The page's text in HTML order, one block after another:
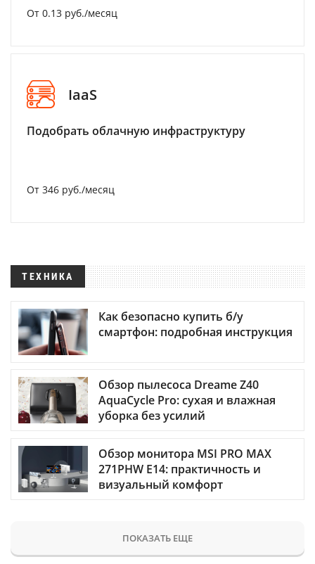
От 0.13 руб./месяц
IaaS
Подобрать облачную инфраструктуру
От 346 руб./месяц
ТЕХНИКА
Как безопасно купить б/у
смартфон: подробная инструкция
Обзор пылесоса Dreame Z40
AquaCycle Pro: сухая и влажная
уборка без усилий
Обзор монитора MSI PRO MAX
271PHW E14: практичность и
визуальный комфорт
ПОКАЗАТЬ ЕЩЕ